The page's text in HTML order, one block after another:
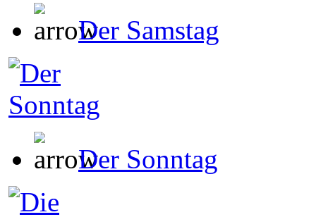
Der Samstag
Der Sonntag